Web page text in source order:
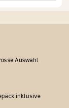
Auswahl
inklusive